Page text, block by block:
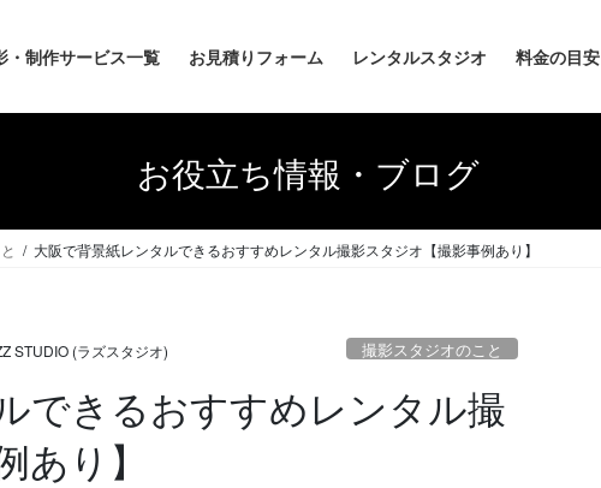
・制作サービス一覧 お見積りフォーム レンタルスタジオ 料金の目安
お役立ち情報・ブログ
大阪で背景紙レンタルできるおすすめレンタル撮影スタジオ【撮影事例あり】
STUDIO (ラズスタジオ) 撮影スタジオのこと
できるおすすめレンタル撮
り】